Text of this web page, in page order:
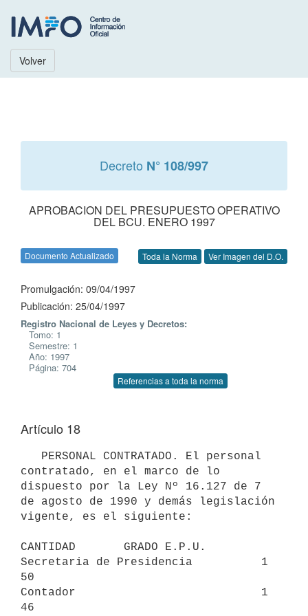
Volver
Decreto N° 108/997
APROBACION DEL PRESUPUESTO OPERATIVO
DEL BCU. ENERO 1997
Documento Actualizado Toda la Norma Ver Imagen del D.O.
Promulgación: 09/04/1997
Publicación: 25/04/1997
Registro Nacional de Leyes y Decretos:
Tomo: 1
Semestre: 1
Año: 1997
Página: 704
Referencias a toda la norma
Artículo 18
contratado, en el marco de lo
dispuesto por la Ley Nº 16.127 de 7
de agosto de 1990 y demás legislación
vigente, es el siguiente:
CANTIDAD       GRADO E.P.U.
Secretaria de Presidencia          1
50
Contador                           1
46